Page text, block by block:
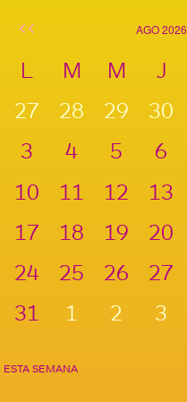
<< AGO 2026
L M M J
27
28 29 30
3
4 5 6
10
11 12 13
17
18 19 20
24
25 26 27
31
1 2 3
ESTA SEMANA